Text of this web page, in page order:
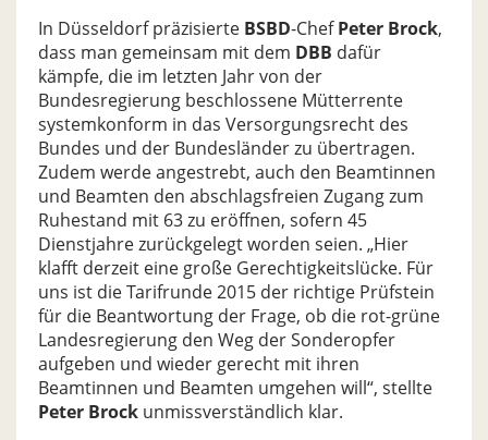
In Düsseldorf präzisierte BSBD-ChefPeter Brock,
dass man gemeinsam mit dem DBB dafür
kämpfe, die im letzten Jahr von der
Bundesregierung beschlossene Mütterrente
systemkonform in das Versorgungsrecht des
Bundes und der Bundesländer zu übertragen.
Zudem werde angestrebt, auch den Beamtinnen
und Beamten den abschlagsfreien Zugang zum
Ruhestand mit 63 zu eröffnen, sofern 45
Dienstjahre zurückgelegt worden seien. „Hier
klafft derzeit eine große Gerechtigkeitslücke. Für
uns ist die Tarifrunde 2015 der richtige Prüfstein
für die Beantwortung der Frage, ob die rot-grüne
Landesregierung den Weg der Sonderopfer
aufgeben und wieder gerecht mit ihren
Beamtinnen und Beamten umgehen will“, stellte
Peter Brock unmissverständlich klar.